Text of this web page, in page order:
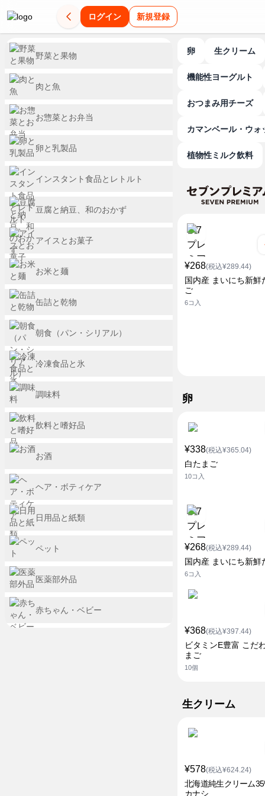
ログイン 新規登録
卵 生クリーム
機能性ヨーグルト
おつまみ用チーズ
カマンベール・ウ
植物性ミルク飲料
¥268(税込¥289.44)
国内産 まいにち新鮮
ご
6コ入
卵
¥338(税込¥365.04)
白たまご
10コ入
¥268(税込¥289.44)
国内産 まいにち新鮮
6コ入
¥368(税込¥397.44)
ビタミンE豊富 こだ
まご
10個
生クリーム
¥578(税込¥624.24)
北海道純生クリーム
カナシ
野菜と果物
肉と魚
お惣菜とお弁当
卵と乳製品
インスタント食品とレトルト
豆腐と納豆、和のおかず
アイスとお菓子
お米と麺
缶詰と乾物
朝食（パン・シリアル）
冷凍食品と氷
調味料
飲料と嗜好品
お酒
ヘア・ボティケア
日用品と紙類
ペット
医薬部外品
赤ちゃん・ベビー